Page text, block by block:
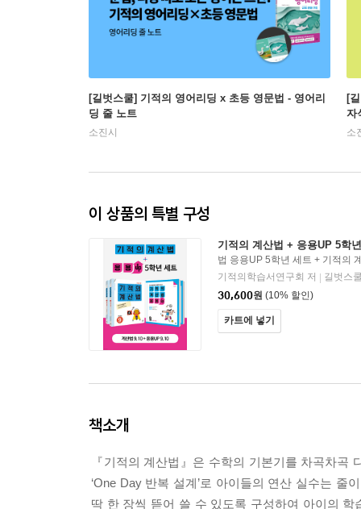
[길벗스쿨] 기적의 영어리딩 x 초등 영문법 - 영어리
딩 줄 노트
소진시
[
자
소
이 상품의 특별 구성
기적의 계산법 + 응용UP 5학
법 응용UP 5학년 세트 + 기적의
기적의학습서연구회 저
길벗스
30,600원 (10% 할인)
카트에 넣기
책소개
『기적의 계산법』은 수학의 기본기를 차곡차
‘One Day 반복 설계’로 아이들의 연산 실수는
딱 한 장씩 뜯어 쓸 수 있도록 구성하여 아이의